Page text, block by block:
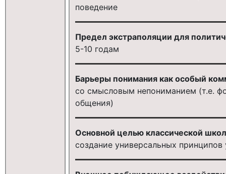
поведение
Предел экстраполяции для
5-10 годам
Барьеры понимания как особый
со смысловым непониманием (т.е.
общения)
Основной целью классической
создание универсальных принципов